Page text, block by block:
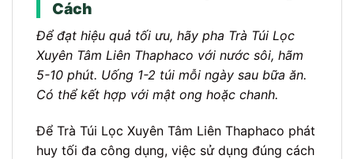
Cách
Để đạt hiệu quả tối ưu, hãy pha Trà Túi Lọc
Xuyên Tâm Liên Thaphaco với nước sôi, hãm
5-10 phút. Uống 1-2 túi mỗi ngày sau bữa ăn.
Có thể kết hợp với mật ong hoặc chanh.
Để Trà Túi Lọc Xuyên Tâm Liên Thaphaco phát
huy tối đa công dụng, việc sử dụng đúng cách